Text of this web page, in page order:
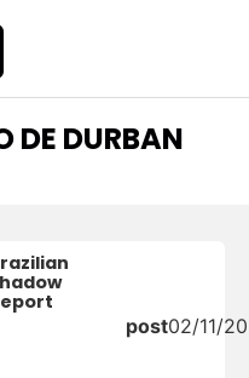
DE DURBAN
post02/11/